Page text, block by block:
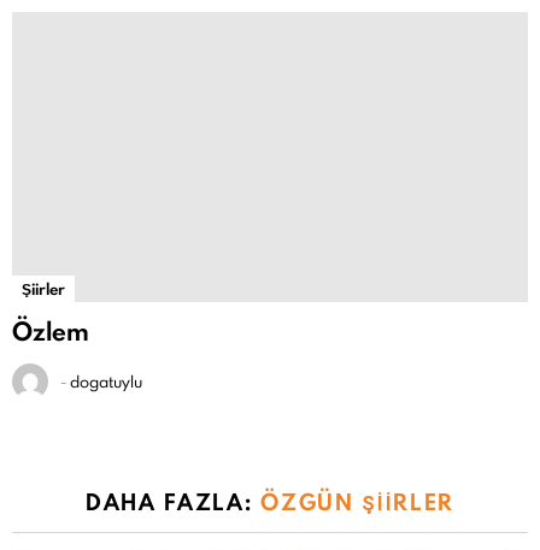
Şiirler
Özlem
-dogatuylu
DAHA FAZLA:ÖZGÜN ŞIIRLER